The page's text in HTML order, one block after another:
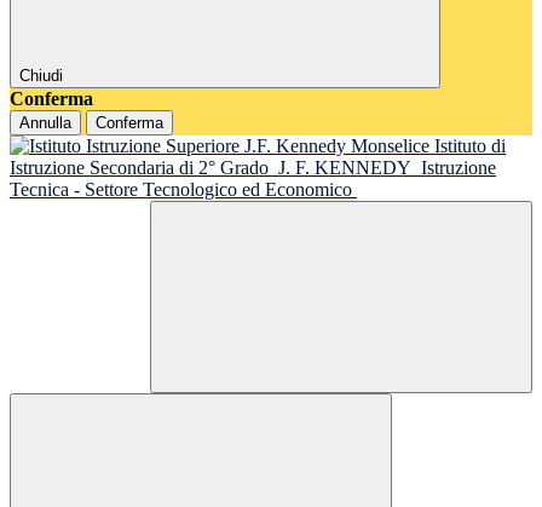
Chiudi
Conferma
Annulla Conferma
Istituto di
Istruzione Secondaria di 2° Grado J. F. KENNEDY Istruzione
Tecnica - Settore Tecnologico ed Economico